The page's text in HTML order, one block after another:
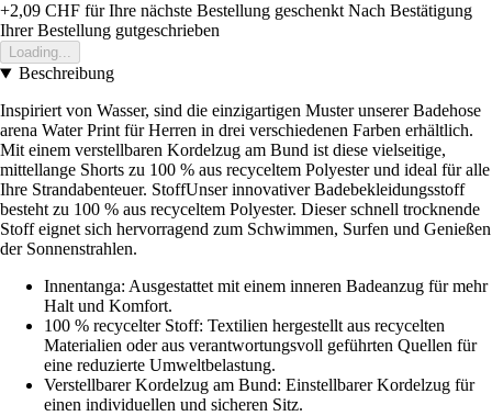
+2,09 CHF für Ihre nächste Bestellung geschenkt Nach Bestätigung
Ihrer Bestellung gutgeschrieben
Loading...
Beschreibung
Inspiriert von Wasser, sind die einzigartigen Muster unserer Badehose
arena Water Print für Herren in drei verschiedenen Farben erhältlich.
Mit einem verstellbaren Kordelzug am Bund ist diese vielseitige,
mittellange Shorts zu 100 % aus recyceltem Polyester und ideal für alle
Ihre Strandabenteuer. StoffUnser innovativer Badebekleidungsstoff
besteht zu 100 % aus recyceltem Polyester. Dieser schnell trocknende
Stoff eignet sich hervorragend zum Schwimmen, Surfen und Genießen
der Sonnenstrahlen.
Innentanga: Ausgestattet mit einem inneren Badeanzug für mehr
Halt und Komfort.
100 % recycelter Stoff: Textilien hergestellt aus recycelten
Materialien oder aus verantwortungsvoll geführten Quellen für
eine reduzierte Umweltbelastung.
Verstellbarer Kordelzug am Bund: Einstellbarer Kordelzug für
einen individuellen und sicheren Sitz.